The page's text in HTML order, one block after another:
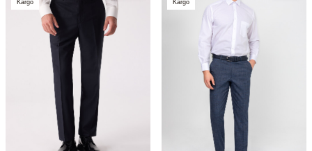
Kargo
Kargo